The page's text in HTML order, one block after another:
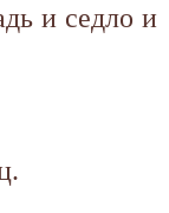
и седло и